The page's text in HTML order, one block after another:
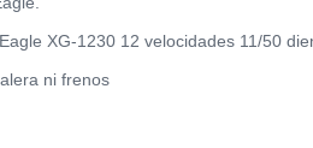
XG-1230 12 velocidades 11/50
ni frenos